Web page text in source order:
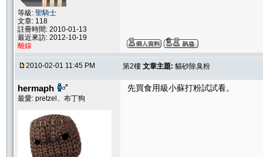
等級: 聖騎士
文章: 118
註冊時間: 2010-01-13
最近來訪: 2012-10-19
離線
2010-02-01 11:45 PM 第2樓 文章主題: 貓砂除臭粉
hermaph
最愛: pretzel、布丁狗
先買食用級小蘇打粉試試看。